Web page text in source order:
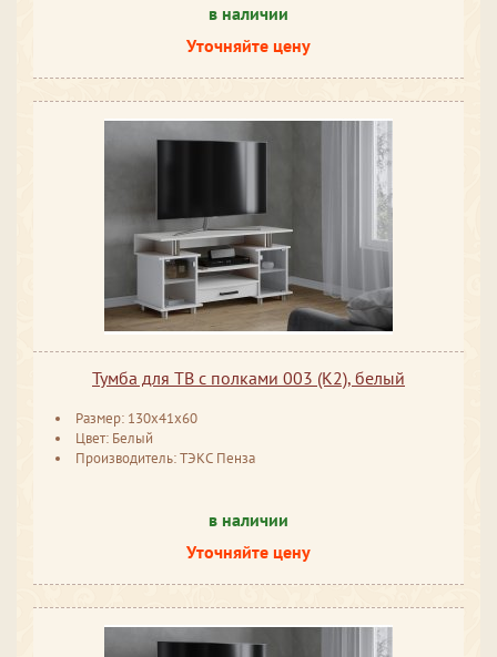
в наличии
Уточняйте цену
Тумба для ТВ с полками 003 (К2), белый
Размер: 130x41x60
Цвет: Белый
Производитель: ТЭКС Пенза
в наличии
Уточняйте цену